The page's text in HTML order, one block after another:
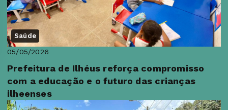
Saúde
05/05/2026
Prefeitura de Ilhéus reforça compromisso
com a educação e o futuro das crianças
ilheenses